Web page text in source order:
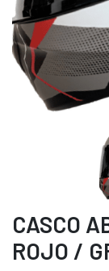
CASCO
ROJO /